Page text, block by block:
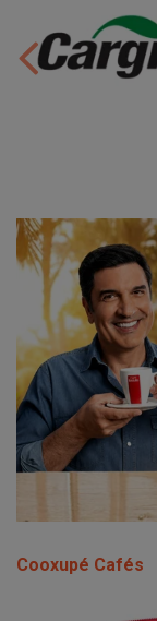
Cooxupé Cafés